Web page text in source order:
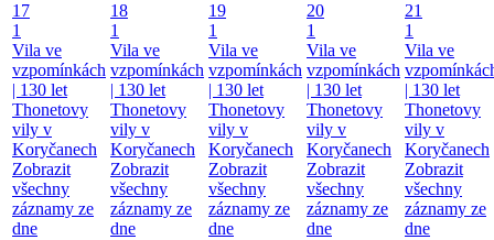
17
1
Vila ve
vzpomínkách
| 130 let
Thonetovy
vily v
Koryčanech
Zobrazit
všechny
záznamy ze
dne
18
1
Vila ve
vzpomínkách
| 130 let
Thonetovy
vily v
Koryčanech
Zobrazit
všechny
záznamy ze
dne
19
1
Vila ve
vzpomínkách
| 130 let
Thonetovy
vily v
Koryčanech
Zobrazit
všechny
záznamy ze
dne
20
1
Vila ve
vzpomínkách
| 130 let
Thonetovy
vily v
Koryčanech
Zobrazit
všechny
záznamy ze
dne
21
1
Vila ve
| 130 let
Thonetovy
vily v
Koryčanech
Zobrazit
všechny
záznamy ze
dne